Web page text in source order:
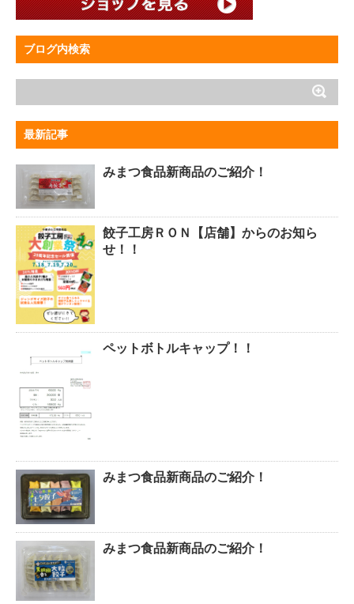
ブログ内検索
最新記事
みまつ食品新商品のご紹介！
餃子工房ＲＯＮ【店舗】からのお知ら
せ！！
ペットボトルキャップ！！
みまつ食品新商品のご紹介！
みまつ食品新商品のご紹介！